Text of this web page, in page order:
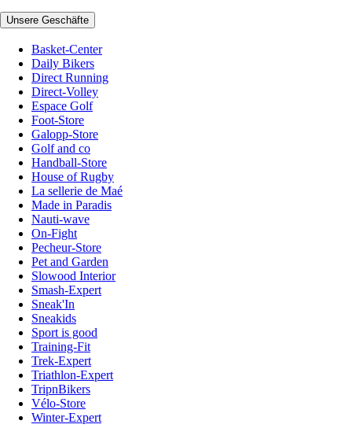
Unsere Geschäfte
Basket-Center
Daily Bikers
Direct Running
Direct-Volley
Espace Golf
Foot-Store
Galopp-Store
Golf and co
Handball-Store
House of Rugby
La sellerie de Maé
Made in Paradis
Nauti-wave
On-Fight
Pecheur-Store
Pet and Garden
Slowood Interior
Smash-Expert
Sneak'In
Sneakids
Sport is good
Training-Fit
Trek-Expert
Triathlon-Expert
TripnBikers
Vélo-Store
Winter-Expert